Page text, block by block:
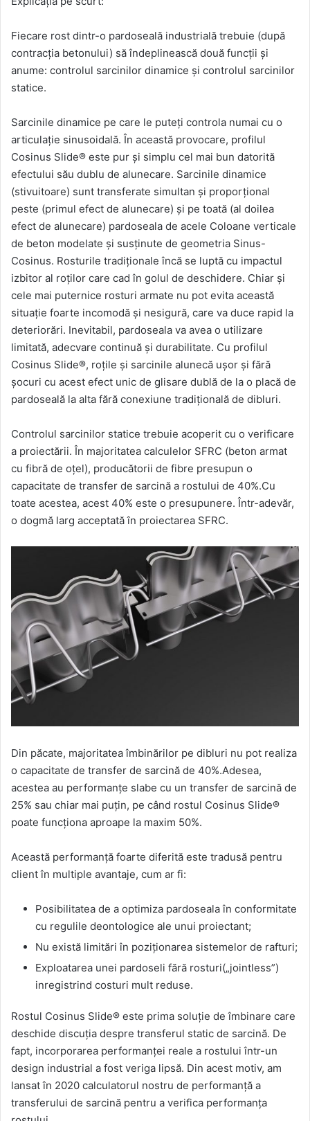
Fiecare rost dintr-o pardoseală industrială trebuie (după
contracția betonului) să îndeplinească două funcții și
anume: controlul sarcinilor dinamice și controlul sarcinilor
statice.
Sarcinile dinamice pe care le puteți controla numai cu o
articulație sinusoidală. În această provocare, profilul
Cosinus Slide® este pur și simplu cel mai bun datorită
efectului său dublu de alunecare. Sarcinile dinamice
(stivuitoare) sunt transferate simultan și proporțional
peste (primul efect de alunecare) și pe toată (al doilea
efect de alunecare) pardoseala de acele Coloane verticale
de beton modelate și susținute de geometria Sinus-
Cosinus. Rosturile tradiționale încă se luptă cu impactul
izbitor al roților care cad în golul de deschidere. Chiar și
cele mai puternice rosturi armate nu pot evita această
situație foarte incomodă și nesigură, care va duce rapid la
deteriorări. Inevitabil, pardoseala va avea o utilizare
limitată, adecvare continuă și durabilitate. Cu profilul
Cosinus Slide®, roțile și sarcinile alunecă ușor și fără
șocuri cu acest efect unic de glisare dublă de la o placă de
pardoseală la alta fără conexiune tradițională de dibluri.
Controlul sarcinilor statice trebuie acoperit cu o verificare
a proiectării. În majoritatea calculelor SFRC (beton armat
cu fibră de oțel), producătorii de fibre presupun o
capacitate de transfer de sarcină a rostului de 40%.Cu
toate acestea, acest 40% este o presupunere. Într-adevăr,
o dogmă larg acceptată în proiectarea SFRC.
Din păcate, majoritatea îmbinărilor pe dibluri nu pot realiza
o capacitate de transfer de sarcină de 40%.Adesea,
acestea au performanțe slabe cu un transfer de sarcină de
25% sau chiar mai puțin, pe când rostul Cosinus Slide®
poate funcționa aproape la maxim 50%.
Această performanță foarte diferită este tradusă pentru
client în multiple avantaje, cum ar fi:
Posibilitatea de a optimiza pardoseala în conformitate
cu regulile deontologice ale unui proiectant;
Nu există limitări în poziționarea sistemelor de rafturi;
Exploatarea unei pardoseli fără rosturi(„jointless”)
inregistrind costuri mult reduse.
Rostul Cosinus Slide® este prima soluție de îmbinare care
deschide discuția despre transferul static de sarcină. De
fapt, incorporarea performanței reale a rostului într-un
design industrial a fost veriga lipsă. Din acest motiv, am
lansat în 2020 calculatorul nostru de performanță a
transferului de sarcină pentru a verifica performanța